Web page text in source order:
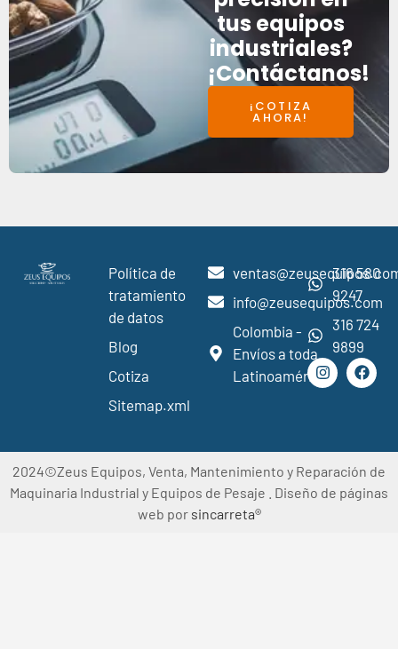
tus equipos
industriales?
¡Contáctanos!
¡COTIZA
AHORA!
Política de
tratamiento
de datos
Blog
Cotiza
Sitemap.xml
info@zeusequipos.com
Colombia -
Envíos a toda
Latinoamérica
316 580
9247
316 724
9899
2024©Zeus Equipos, Venta, Mantenimiento y Reparación de
Maquinaria Industrial y Equipos de Pesaje . Diseño de páginas
web por sincarreta®